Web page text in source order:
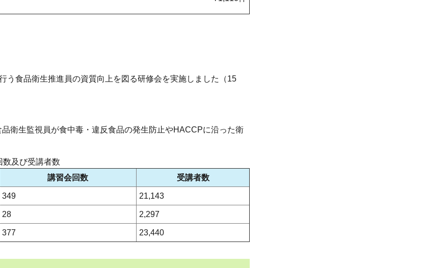
う食品衛生推進員の資質向上を図る研修会を実施しました（15
衛生監視員が食中毒・違反食品の発生防止やHACCPに沿った衛
数及び受講者数
講習会回数
受講者数
349 21,143
28 2,297
377 23,440